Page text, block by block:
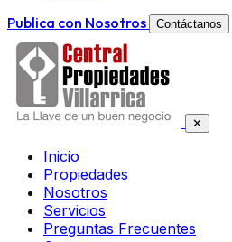
Publica con Nosotros
Contáctanos
✕
Inicio
Propiedades
Nosotros
Servicios
Preguntas Frecuentes